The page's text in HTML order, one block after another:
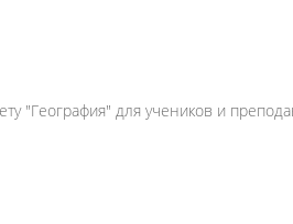
"География" для учеников и